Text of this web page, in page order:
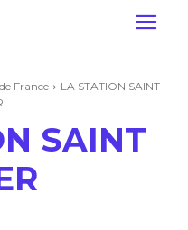
France
LA STATION SAINT
SAINT